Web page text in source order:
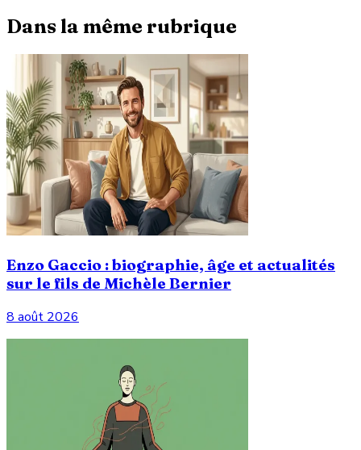
Dans la même rubrique
Enzo Gaccio : biographie, âge et actualités
sur le fils de Michèle Bernier
8 août 2026